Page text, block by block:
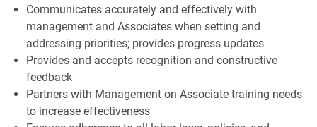
Communicates accurately and effectively with
management and Associates when setting and
addressing priorities; provides progress updates
Provides and accepts recognition and constructive
feedback
Partners with Management on Associate training needs
to increase effectiveness